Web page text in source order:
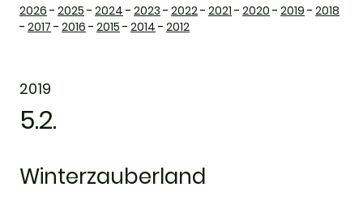
2026 - 2025 - 2024 - 2023 - 2022- 2021 - 2020 - 2019 - 2018
- 2017 - 2016 - 2015 - 2014 - 2012
2019
5.2.
Winterzauberland